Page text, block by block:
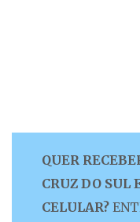
QUER
CRUZ DO SUL
CELULAR?